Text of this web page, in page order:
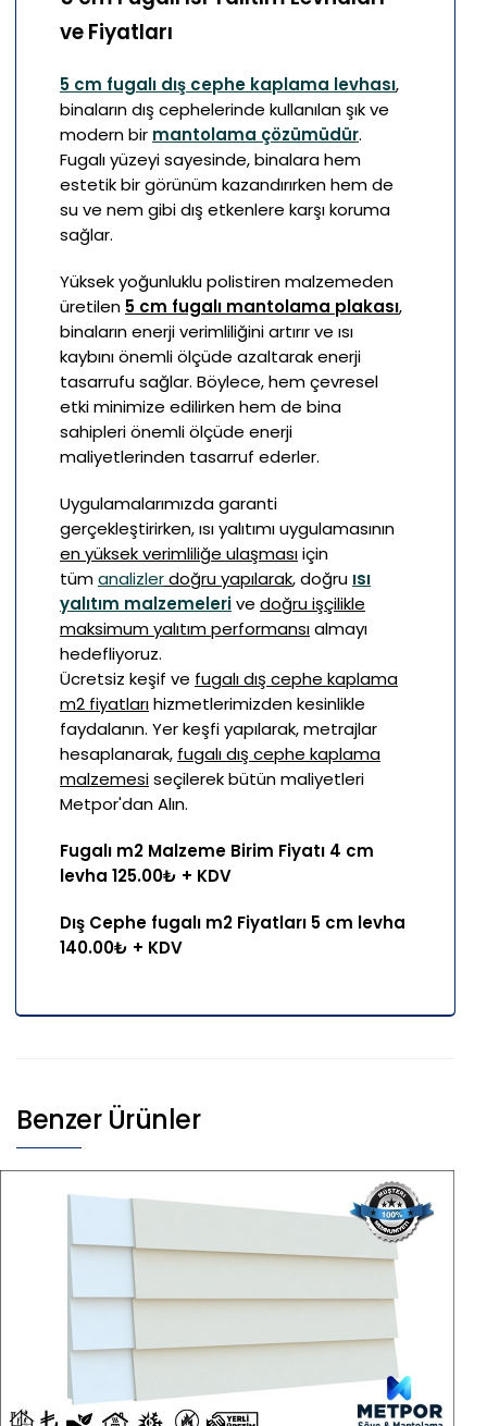
ve Fiyatları
5 cm fugalı dış cephe kaplama levhası,
binaların dış cephelerinde kullanılan şık ve
modern bir mantolama çözümüdür.
Fugalı yüzeyi sayesinde, binalara hem
estetik bir görünüm kazandırırken hem de
su ve nem gibi dış etkenlere karşı koruma
sağlar.
Yüksek yoğunluklu polistiren malzemeden
üretilen 5 cm fugalı mantolama plakası,
binaların enerji verimliliğini artırır ve ısı
kaybını önemli ölçüde azaltarak enerji
tasarrufu sağlar. Böylece, hem çevresel
etki minimize edilirken hem de bina
sahipleri önemli ölçüde enerji
maliyetlerinden tasarruf ederler.
Uygulamalarımızda garanti
gerçekleştirirken, ısı yalıtımı uygulamasının
en yüksek verimliliğe ulaşmasıiçin
tümanalizlerdoğru yapılarak, doğru ısı
yalıtım malzemelerive doğru işçilikle
maksimum yalıtım performansıalmayı
hedefliyoruz.
Ücretsiz keşif ve fugalı dış cephe kaplama
m2 fiyatlarıhizmetlerimizden kesinlikle
faydalanın. Yer keşfi yapılarak, metrajlar
hesaplanarak, fugalı dış cephe kaplama
malzemesiseçilerek bütün maliyetleri
Metpor'dan Alın.
Fugalı m2 Malzeme Birim Fiyatı 4 cm
levha 125.00₺ + KDV
Dış Cephe fugalı m2 Fiyatları 5 cm levha
140.00₺ + KDV
Benzer Ürünler